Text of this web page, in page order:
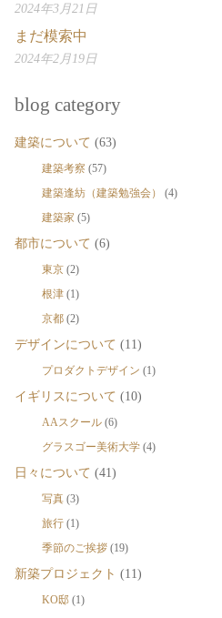
2024年3月21日
まだ模索中
2024年2月19日
blog category
建築について (63)
建築考察 (57)
建築逢紡（建築勉強会） (4)
建築家 (5)
都市について (6)
東京(2)
根津(1)
京都(2)
デザインについて (11)
プロダクトデザイン (1)
イギリスについて (10)
AAスクール(6)
グラスゴー美術大学(4)
日々について (41)
写真(3)
旅行(1)
季節のご挨拶(19)
新築プロジェクト (11)
KO邸(1)